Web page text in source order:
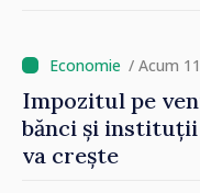
taxare mai/ Acum
Impozitul pe
bănci și
va crește